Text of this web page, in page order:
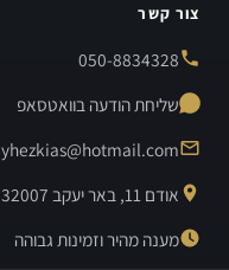
צור קשר
050-8834328
שליחת הודעה בוואטסאפ
yhezkias@hotmail.com
אודם 11, באר יעקב 7032007
מענה מהיר וזמינות גבוהה